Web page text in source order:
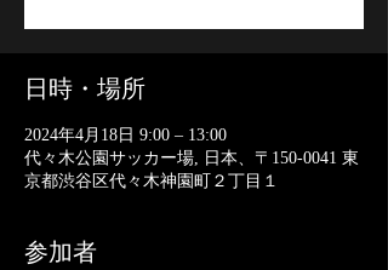
日時・場所
2024年4月18日 9:00 – 13:00
代々木公園サッカー場, 日本、〒150-0041 東
京都渋谷区代々木神園町２丁目１
参加者